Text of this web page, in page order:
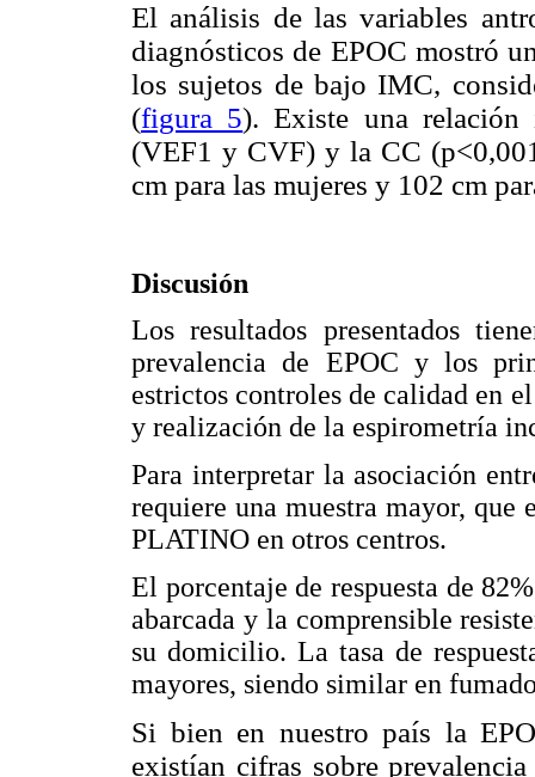
El análisis de las variables
diagnósticos de EPOC mostró
los sujetos de bajo IMC,
(figura 5). Existe una relación
(VEF1 y CVF) y la CC
cm para las mujeres y 102 cm
Discusión
Los resultados presentados
prevalencia de EPOC y los
estrictos controles de calidad en
y realización de la espirometría
Para interpretar la asociación
requiere una muestra mayor, que
PLATINO en otros centros.
El porcentaje de respuesta de
abarcada y la comprensible
su domicilio. La tasa de
mayores, siendo similar en
Si bien en nuestro país la
existían cifras sobre